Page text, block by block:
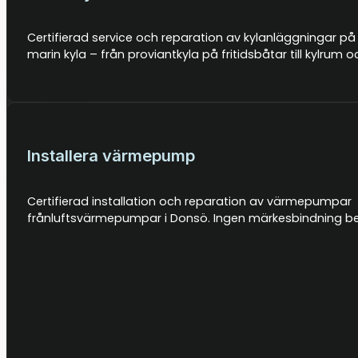
Certifierad service och reparation av kylanläggningar
marin kyla – från proviantkyla på fritidsbåtar till kylrum
Installera värmepump
Certifierad installation och reparation av
frånluftsvärmepumpar i Donsö. Ingen märkesbindning